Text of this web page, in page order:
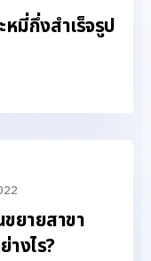
มี่กึ่งสำเร็จรูป
ยายสาขา
างไร?